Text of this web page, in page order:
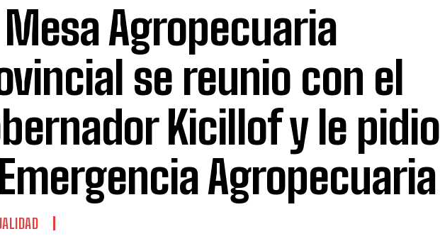
Mesa Agropecuaria
se reunio con el
Kicillof y le pidio
Agropecuaria